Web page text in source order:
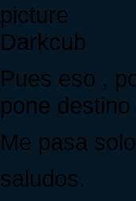
Darkcub
Pues eso ,
pone
Me pasa
saludos.